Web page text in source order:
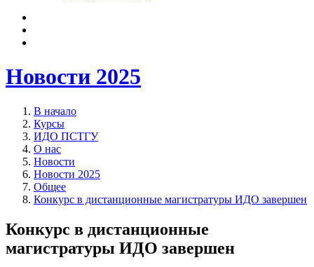
Новости 2025
В начало
Курсы
ИДО ПСТГУ
О нас
Новости
Новости 2025
Общее
Конкурс в дистанционные магистратуры ИДО завершен
Конкурс в дистанционные
магистратуры ИДО завершен